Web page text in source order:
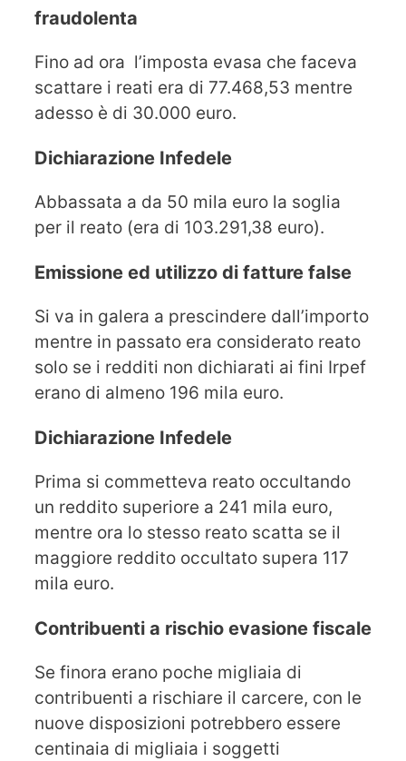
fraudolenta
Fino ad ora l’imposta evasa che faceva
scattare i reati era di 77.468,53 mentre
adesso è di 30.000 euro.
Dichiarazione Infedele
Abbassata a da 50 mila euro la soglia
per il reato (era di 103.291,38 euro).
Emissione ed utilizzo di fatture false
Si va in galera a prescindere dall’importo
mentre in passato era considerato reato
solo se i redditi non dichiarati ai fini Irpef
erano di almeno 196 mila euro.
Dichiarazione Infedele
Prima si commetteva reato occultando
un reddito superiore a 241 mila euro,
mentre ora lo stesso reato scatta se il
maggiore reddito occultato supera 117
mila euro.
Contribuenti a rischio evasione fiscale
Se finora erano poche migliaia di
contribuenti a rischiare il carcere, con le
nuove disposizioni potrebbero essere
centinaia di migliaia i soggetti